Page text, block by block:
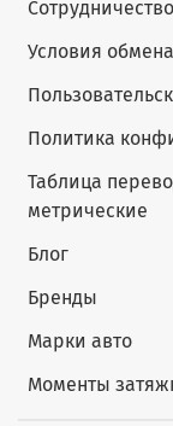
Сотрудничество
Условия
Политика
Таблица
метрические
Блог
Бренды
Марки авто
Моменты